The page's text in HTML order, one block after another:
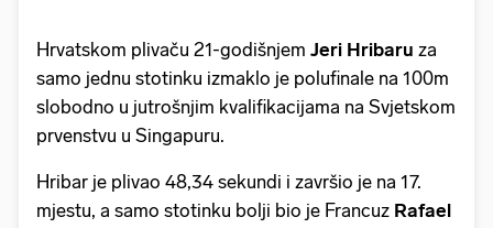
Hrvatskom plivaču 21-godišnjem Jeri Hribaru za
samo jednu stotinku izmaklo je polufinale na 100m
slobodno u jutrošnjim kvalifikacijama na Svjetskom
prvenstvu u Singapuru.
Hribar je plivao 48,34 sekundi i završio je na 17.
mjestu, a samo stotinku bolji bio je Francuz Rafael